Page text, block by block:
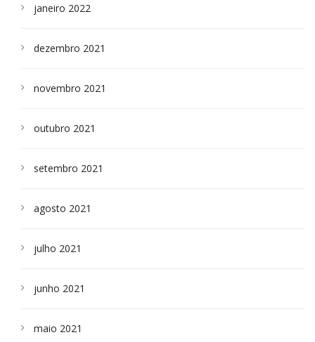
janeiro 2022
dezembro 2021
novembro 2021
outubro 2021
setembro 2021
agosto 2021
julho 2021
junho 2021
maio 2021